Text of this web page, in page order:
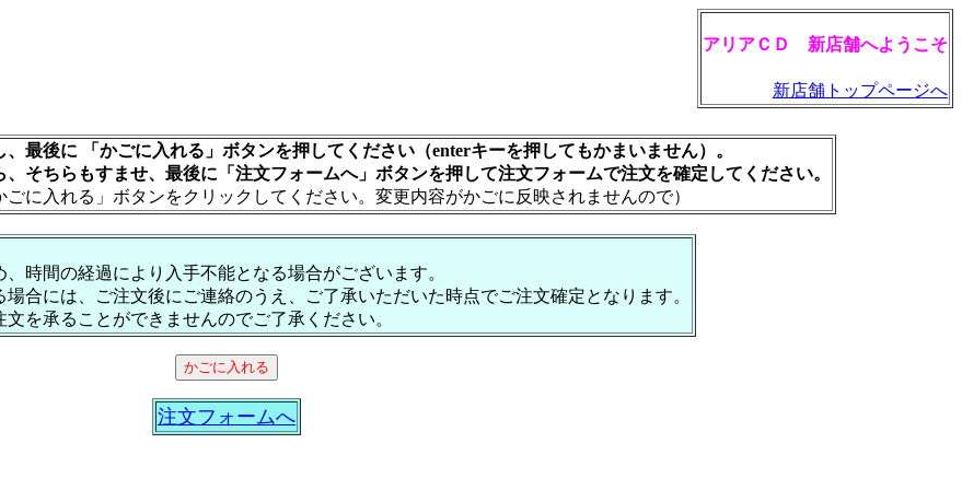
アリアＣＤ 新店舗へようこそ
新店舗トップページへ
最後に 「かごに入れる」ボタンを押してください（enterキーを押してもかまいません）。
そちらもすませ、最後に「注文フォームへ」ボタンを押して注文フォームで注文を確定してください。
に入れる」ボタンをクリックしてください。変更内容がかごに反映されませんので）
時間の経過により入手不能となる場合がございます。
合には、ご注文後にご連絡のうえ、ご了承いただいた時点でご注文確定となります。
を承ることができませんのでご了承ください。
注文フォームへ